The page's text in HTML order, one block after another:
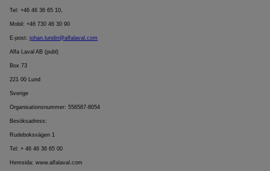
Tel: +46 46 36 65 10,
Mobil: +46 730 46 30 90
E-post: johan.lundin@alfalaval.com
Alfa Laval AB (publ)
Box 73
221 00 Lund
Sverige
Organisationsnummer: 556587-8054
Besöksadress:
Rudeboksvägen 1
Tel: + 46 46 36 65 00
Hemsida: www.alfalaval.com